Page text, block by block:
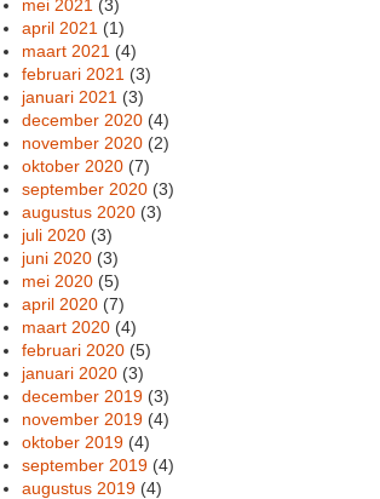
mei 2021 (3)
april 2021 (1)
maart 2021 (4)
februari 2021 (3)
januari 2021 (3)
december 2020 (4)
november 2020 (2)
oktober 2020 (7)
september 2020 (3)
augustus 2020 (3)
juli 2020 (3)
juni 2020 (3)
mei 2020 (5)
april 2020 (7)
maart 2020 (4)
februari 2020 (5)
januari 2020 (3)
december 2019 (3)
november 2019 (4)
oktober 2019 (4)
september 2019 (4)
augustus 2019 (4)